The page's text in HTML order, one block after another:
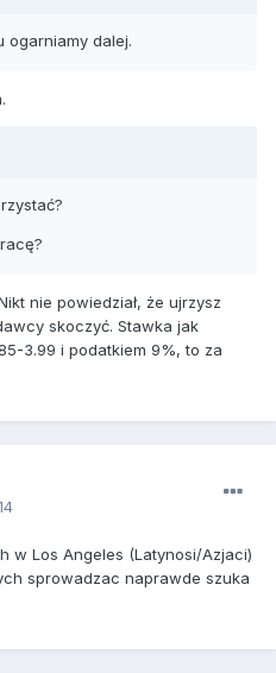
ogarniamy dalej.
nie powiedział, że ujrzysz
skoczyć. Stawka jak
3.99 i podatkiem 9%, to za
w Los Angeles (Latynosi/Azjaci)
sprowadzac naprawde szuka